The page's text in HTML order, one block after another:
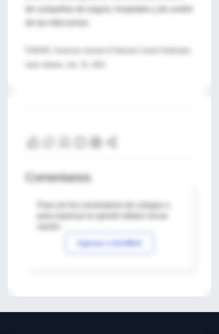
de compañías de seguro, hospitales y de control
Comentarios
Para ver los comentarios de colegas o
Ingresar a IntraMed